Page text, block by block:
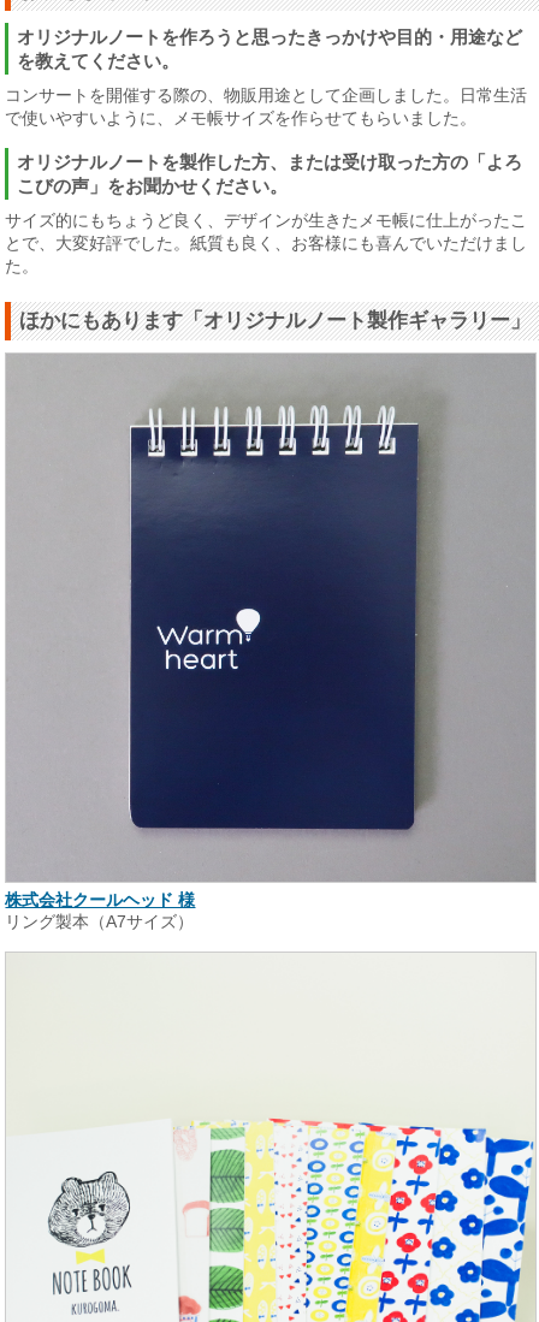
オリジナルノートを作ろうと思ったきっかけや目的・用途など
を教えてください。
コンサートを開催する際の、物販用途として企画しました。日常生活
で使いやすいように、メモ帳サイズを作らせてもらいました。
オリジナルノートを製作した方、または受け取った方の「よろ
こびの声」をお聞かせください。
サイズ的にもちょうど良く、デザインが生きたメモ帳に仕上がったこ
とで、大変好評でした。紙質も良く、お客様にも喜んでいただけまし
た。
ほかにもあります「オリジナルノート製作ギャラリー」
株式会社クールヘッド 様
リング製本（A7サイズ）